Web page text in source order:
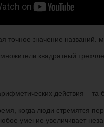
точное значение названий,
квадратный
действия –
когда люди стремятся
умение увеличивает